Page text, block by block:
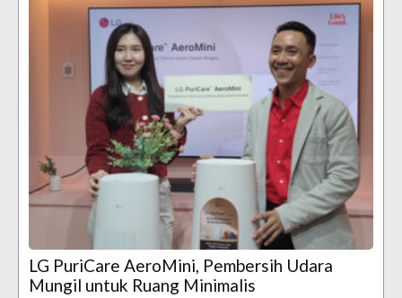
LG PuriCare AeroMini, Pembersih Udara
Mungil untuk Ruang Minimalis